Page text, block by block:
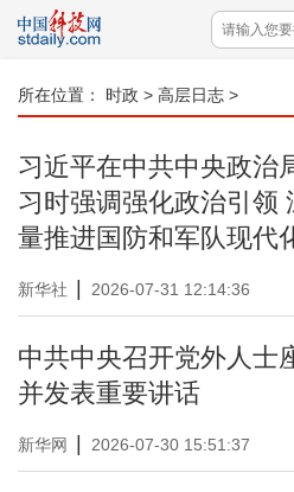
所在位置： 时政 > 高层日志 >
习近平在中共中央政治
习时强调强化政治引领
量推进国防和军队现代
新华社 2026-07-31 12:14:36
中共中央召开党外人士
并发表重要讲话
新华网 2026-07-30 15:51:37